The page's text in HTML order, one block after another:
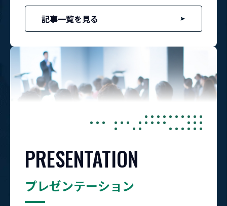
記事一覧を見る
PRESENTATION
プレゼンテーション